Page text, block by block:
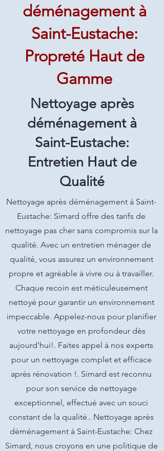
déménagement à
Saint-Eustache:
Propreté Haut de
Gamme
Nettoyage après
déménagement à
Saint-Eustache:
Entretien Haut de
Qualité
Nettoyage après déménagement à Saint-
Eustache: Simard offre des tarifs de
nettoyage pas cher sans compromis sur la
qualité. Avec un entretien ménager de
qualité, vous assurez un environnement
propre et agréable à vivre ou à travailler.
Chaque recoin est méticuleusement
nettoyé pour garantir un environnement
impeccable. Appelez-nous pour planifier
votre nettoyage en profondeur dès
aujourd'hui!. Faites appel à nos experts
pour un nettoyage complet et efficace
après rénovation !. Simard est reconnu
pour son service de nettoyage
exceptionnel, effectué avec un souci
constant de la qualité.. Nettoyage après
déménagement à Saint-Eustache: Chez
Simard, nous croyons en une politique de